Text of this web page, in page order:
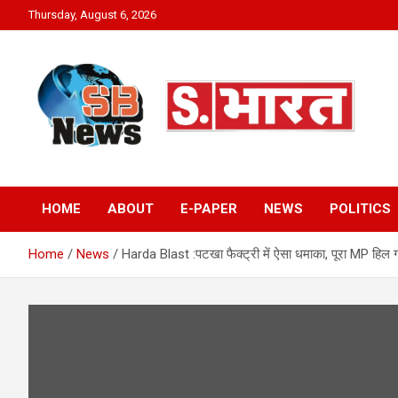
to
Thursday, August 6, 2026
Sakriya Bharat
HOME ABOUT E-PAPER NEWS POLITICS
Home News Harda Blast :पटखा फैक्ट्री में ऐसा धमाका, पूरा MP